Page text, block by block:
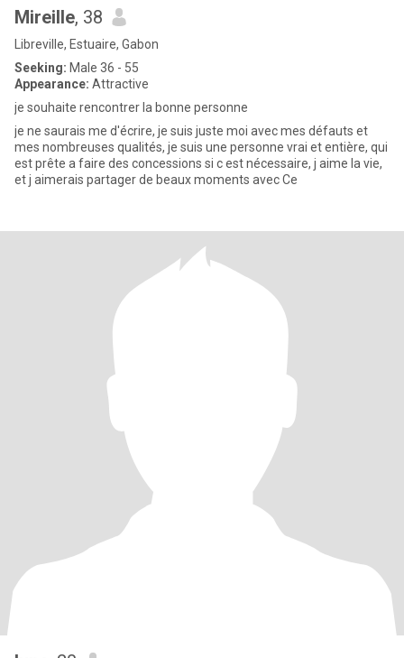
Mireille, 38
Libreville, Estuaire, Gabon
Seeking: Male 36 - 55
Appearance: Attractive
je souhaite rencontrer la bonne personne
je ne saurais me d'écrire, je suis juste moi avec mes défauts et
mes nombreuses qualités, je suis une personne vrai et entière, qui
est prête a faire des concessions si c est nécessaire, j aime la vie,
et j aimerais partager de beaux moments avec Ce